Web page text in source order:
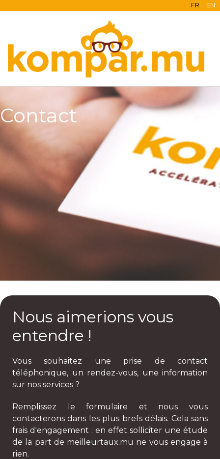
FR EN
Contact
Nous aimerions vous
entendre !
Vous souhaitez une prise de contact
téléphonique, un rendez-vous, une information
sur nos services ?
Remplissez le formulaire et nous vous
contacterons dans les plus brefs délais. Cela sans
frais d'engagement : en effet solliciter une étude
de la part de meilleurtaux.mu ne vous engage à
rien.